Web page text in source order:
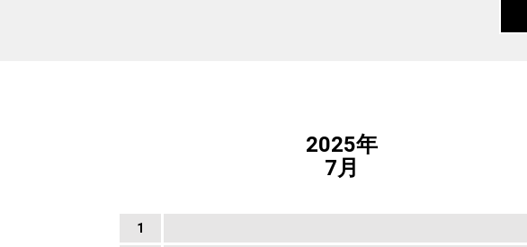
2025年
7月
1